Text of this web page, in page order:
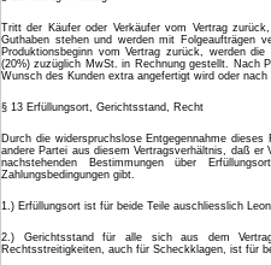
Tritt der Käufer oder Verkäufer vom Vertrag
Guthaben stehen und werden mit Folgeaufträgen
Produktionsbeginn vom Vertrag zurück, werden
(20%) zuzüglich MwSt. in Rechnung gestellt. Nach
Wunsch des Kunden extra angefertigt wird oder
§ 13 Erfüllungsort, Gerichtsstand, Recht
Durch die widerspruchslose Entgegennahme
andere Partei aus diesem Vertragsverhältnis, daß
nachstehenden Bestimmungen über
Zahlungsbedingungen gibt.
1.) Erfüllungsort ist für beide Teile auschliesslich
2.) Gerichtsstand für alle sich aus dem
Rechtsstreitigkeiten, auch für Scheckklagen, ist für